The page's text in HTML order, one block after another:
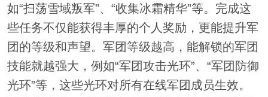
如“扫荡雪域叛军”、“收集冰霜精华”等。完成这
些任务不仅能获得丰厚的个人奖励，更能提升军
团的等级和声望。军团等级越高，能解锁的军团
技能就越强大，例如“军团攻击光环”、“军团防御
光环”等，这些光环对所有在线军团成员生效。